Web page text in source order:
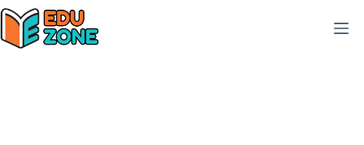
Skip
to
content